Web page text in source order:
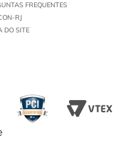
FREQUENTES
RJ
DO SITE